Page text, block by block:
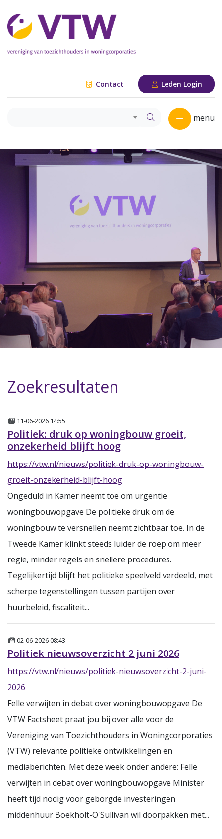
Contact Leden Login
menu
Zoekresultaten
Nieuws
11-06-2026 14:55
Politiek: druk op woningbouw groeit,
onzekerheid blijft hoog
https://vtw.nl/nieuws/politiek-druk-op-woningbouw-
groeit-onzekerheid-blijft-hoog
Ongeduld in Kamer neemt toe om urgentie
woningbouwopgave De politieke druk om de
woningbouw te versnellen neemt zichtbaar toe. In de
Tweede Kamer klinkt steeds luider de roep om meer
regie, minder regels en snellere procedures.
Tegelijkertijd blijft het politieke speelveld verdeeld, met
scherpe tegenstellingen tussen partijen over
huurbeleid, fiscaliteit...
Nieuws
02-06-2026 08:43
Politiek nieuwsoverzicht 2 juni 2026
https://vtw.nl/nieuws/politiek-nieuwsoverzicht-2-juni-
2026
Felle verwijten in debat over woningbouwopgave De
VTW Factsheet praat jou bij over alle voor de
Vereniging van Toezichthouders in Woningcorporaties
(VTW) relevante politieke ontwikkelingen en
mediaberichten. Met deze week onder andere: Felle
verwijten in debat over woningbouwopgave Minister
heeft tijd nodig voor geborgde investeringen
middenhuur Boekholt-O'Sullivan wil doorpakken met...